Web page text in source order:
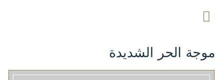
موجة الحر الشديدة